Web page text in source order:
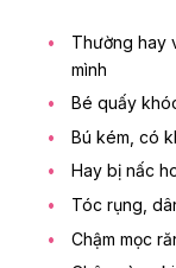
Thường hay
mình
Bé quấy
Bú kém, có
Hay bị nấc
Tóc rụng,
Chậm mọc